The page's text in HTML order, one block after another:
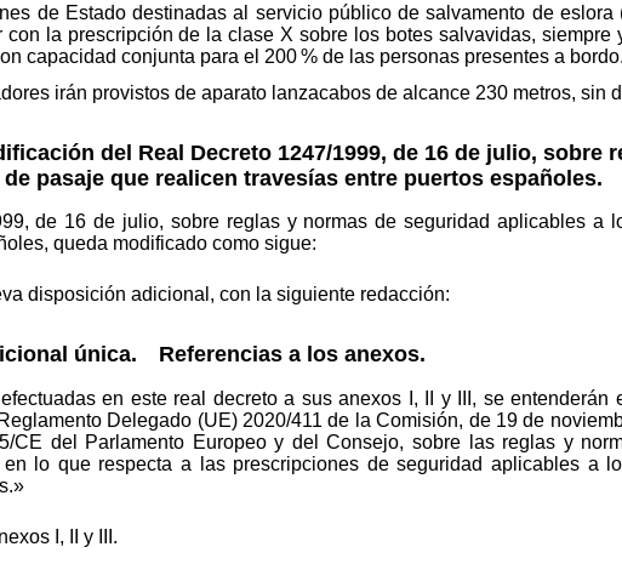
de Estado destinadas al servicio público de salvamento de
con la prescripción de la clase X sobre los botes salvavidas, siempre
capacidad conjunta para el 200 % de las personas presentes a bordo.
irán provistos de aparato lanzacabos de alcance 230 metros, sin
del Real Decreto 1247/1999, de 16 de julio, sobre
pasaje que realicen travesías entre puertos españoles.
de 16 de julio, sobre reglas y normas de seguridad aplicables a
queda modificado como sigue:
disposición adicional, con la siguiente redacción:
única. Referencias a los anexos.
en este real decreto a sus anexos I, II y III, se entenderán
Delegado (UE) 2020/411 de la Comisión, de 19 de
CE del Parlamento Europeo y del Consejo, sobre las reglas y
lo que respecta a las prescripciones de seguridad aplicables a
I, II y III.